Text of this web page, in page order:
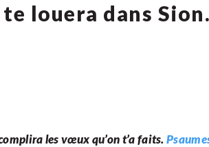
louera dans Sion.
les vœux qu’on t’a faits.